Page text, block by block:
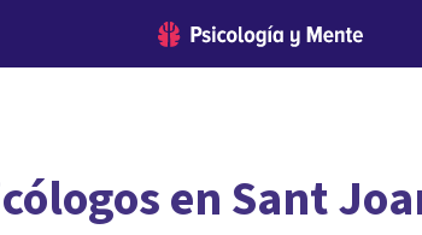
el psicólogo adecuado?
en Sant